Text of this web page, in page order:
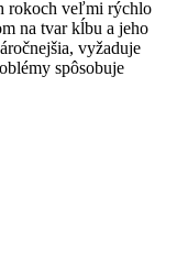
rokoch veľmi rýchlo
na tvar kĺbu a jeho
vyžaduje
spôsobuje